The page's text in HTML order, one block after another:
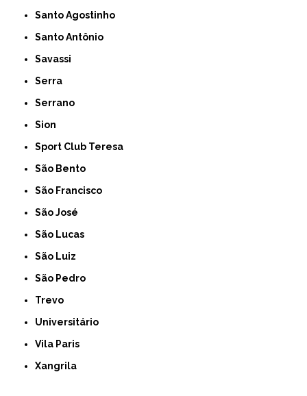
Santo Agostinho
Santo Antônio
Savassi
Serra
Serrano
Sion
Sport Club Teresa
São Bento
São Francisco
São José
São Lucas
São Luiz
São Pedro
Trevo
Universitário
Vila Paris
Xangrila